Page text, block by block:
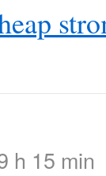
h 15 min